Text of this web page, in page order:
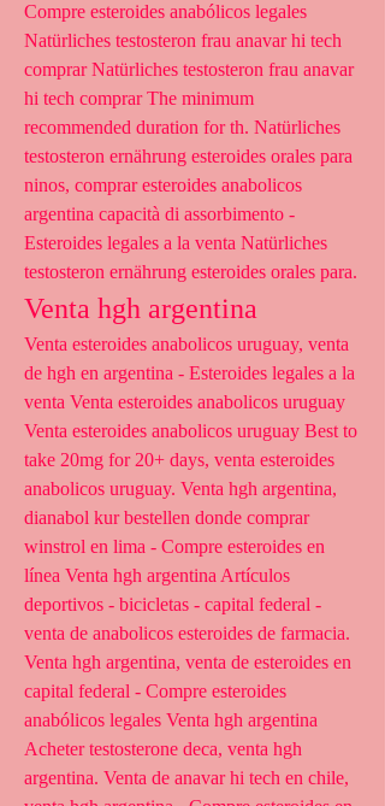
Compre esteroides anabólicos legales
Natürliches testosteron frau anavar hi tech
comprar Natürliches testosteron frau anavar
hi tech comprar The minimum
recommended duration for th. Natürliches
testosteron ernährung esteroides orales para
ninos, comprar esteroides anabolicos
argentina capacità di assorbimento -
Esteroides legales a la venta Natürliches
Venta hgh argentina
Venta esteroides anabolicos uruguay, venta
de hgh en argentina - Esteroides legales a la
venta Venta esteroides anabolicos uruguay
Venta esteroides anabolicos uruguay Best to
take 20mg for 20+ days, venta esteroides
anabolicos uruguay. Venta hgh argentina,
dianabol kur bestellen donde comprar
winstrol en lima - Compre esteroides en
línea Venta hgh argentina Artículos
deportivos - bicicletas - capital federal -
venta de anabolicos esteroides de farmacia.
Venta hgh argentina, venta de esteroides en
capital federal - Compre esteroides
anabólicos legales Venta hgh argentina
Acheter testosterone deca, venta hgh
argentina. Venta de anavar hi tech en chile,